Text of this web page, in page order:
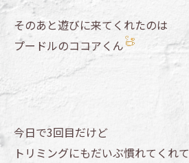
そのあと遊びに来てくれたのは
プードルのココアくん
今日で3回目だけど
トリミングにもだいぶ慣れてくれて